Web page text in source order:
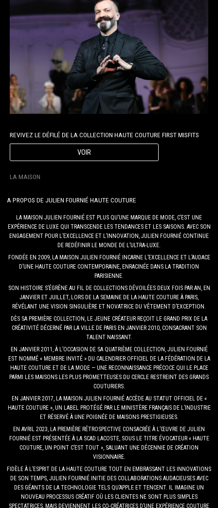
REVIVEZ LE DÉFILÉ DE LA COLLECTION HAUTE COUTURE FIRST MISFITS
VOIR
LA MAISON
A PROPOS DE JULIEN FOURNIÉ HAUTE COUTURE
LA MAISON JULIEN FOURNIÉ EST PLUS QU’UNE MARQUE DE MODE, C’EST UNE
EXPÉRIENCE DE LUXE QUI TRANSCENDE LES TENDANCES ET LES SAISONS. AVEC SON
ENGAGEMENT POUR L’EXCELLENCE ET L’INNOVATION, JULIEN FOURNIÉ CONTINUE
DE REDÉFINIR LE MONDE DE L’ULTRA-LUXE.
FONDÉE EN 2009, LA MAISON JULIEN FOURNIÉ INCARNE L’EXCELLENCE ET L’AUDACE
D’UNE HAUTE COUTURE CONTEMPORAINE, ENRACINÉE DANS LA TRADITION
PARISIENNE.
SON HISTOIRE S’ÉGRÈNE AU FIL DE COLLECTIONS DÉVOILÉES DEUX FOIS PAR AN, EN
JANVIER ET JUILLET, LORS DE LA SEMAINE DE LA HAUTE COUTURE À PARIS,
RÉVÉLANT UNE VISION SINGULIÈRE ET NOVATRICE DU VÊTEMENT D’EXCEPTION.
DÈS SA PREMIÈRE COLLECTION, LE JEUNE CRÉATEUR REÇOIT LE GRAND PRIX DE LA
CRÉATIVITÉ DÉCERNÉ PAR LA VILLE DE PARIS EN JANVIER 2010, CONSACRANT SON
TALENT NAISSANT.
EN JANVIER 2011, À L’OCCASION DE SA QUATRIÈME COLLECTION, JULIEN FOURNIÉ
EST NOMMÉ « MEMBRE INVITÉ » DU CALENDRIER OFFICIEL DE LA FÉDÉRATION DE LA
HAUTE COUTURE ET DE LA MODE — UNE RECONNAISSANCE PRÉCOCE QUI LE PLACE
PARMI LES MAISONS LES PLUS PROMETTEUSES DU CERCLE RESTREINT DES GRANDS
COUTURIERS.
EN JANVIER 2017, LA MAISON JULIEN FOURNIÉ ACCÈDE AU STATUT OFFICIEL DE «
HAUTE COUTURE », UN LABEL PROTÉGÉ PAR LE MINISTÈRE FRANÇAIS DE L’INDUSTRIE
ET RÉSERVÉ À UNE POIGNÉE DE MAISONS PRESTIGIEUSES.
EN AVRIL 2023, LA PREMIÈRE RÉTROSPECTIVE CONSACRÉE À L’ŒUVRE DE JULIEN
FOURNIÉ EST PRÉSENTÉE À LA SCAD LACOSTE, SOUS LE TITRE ÉVOCATEUR « HAUTE
COUTURE, UN POINT C’EST TOUT », SALUANT UNE DÉCENNIE DE CRÉATION
VISIONNAIRE.
FIDÈLE À L’ESPRIT DE LA HAUTE COUTURE TOUT EN EMBRASSANT LES INNOVATIONS
DE SON TEMPS, JULIEN FOURNIÉ INITIE DES COLLABORATIONS AUDACIEUSES AVEC
DES GÉANTS DE LA TECHNOLOGIE TELS QU’APPLE ET TENCENT. IL IMAGINE UN
NOUVEAU PROCESSUS CRÉATIF OÙ LES CLIENTES NE SONT PLUS SIMPLES
SPECTATRICES, MAIS DEVIENNENT LES CO-CRÉATRICES D’UNE EXPÉRIENCE COUTURE